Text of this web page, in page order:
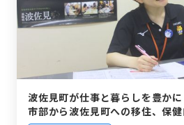
波佐見町が仕事と暮らしを豊か
市部から波佐見町への移住、保